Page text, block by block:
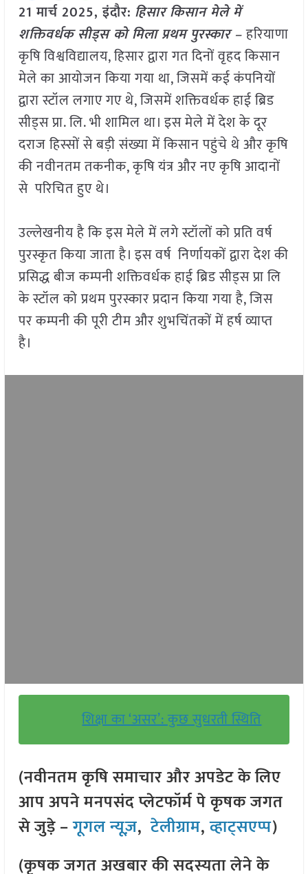
21 मार्च 2025,इंदौर: हिसार किसान मेले में
शक्तिवर्धक सीड्स को मिला प्रथम पुरस्कार –हरियाणा
कृषि विश्वविद्यालय, हिसार द्वारा गत दिनों वृहद किसान
मेले का आयोजन किया गया था, जिसमें कई कंपनियों
द्वारा स्टॉल लगाए गए थे, जिसमें शक्तिवर्धक हाई ब्रिड
सीड्स प्रा. लि. भी शामिल था। इस मेले में देश के दूर
दराज हिस्सों से बड़ी संख्या में किसान पहुंचे थे और कृषि
की नवीनतम तकनीक, कृषि यंत्र और नए कृषि आदानों
से परिचित हुए थे।
उल्लेखनीय है कि इस मेले में लगे स्टॉलों को प्रति वर्ष
पुरस्कृत किया जाता है। इस वर्ष निर्णायकों द्वारा देश की
प्रसिद्ध बीज कम्पनी शक्तिवर्धक हाई ब्रिड सीड्स प्रा लि
के स्टॉल को प्रथम पुरस्कार प्रदान किया गया है, जिस
पर कम्पनी की पूरी टीम और शुभचिंतकों में हर्ष व्याप्त
है।
शिक्षा का ‘असर’: कुछ सुधरती स्थिति
(नवीनतम कृषि समाचार और अपडेट के लिए
आप अपने मनपसंद प्लेटफॉर्म पे कृषक जगत
से जुड़े –गूगल न्यूज़,टेलीग्राम,व्हाट्सएप्प)
(कृषक जगत अखबार की सदस्यता लेने के